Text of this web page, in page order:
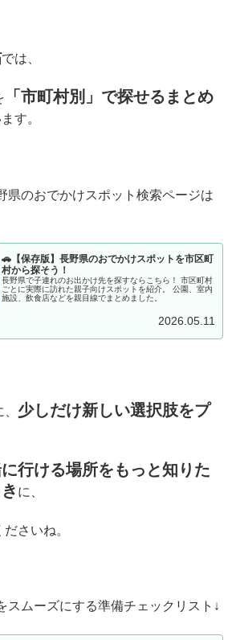
では、
「市町村別」で探せるまとめ
す。
県のおでかけスポット検索ページは
🚗【保存版】長野県のおでかけスポットを市区町
村から探そう！
長野県で子連れのお出かけ先を探すならこちら！ 市区町村
ごとに実際に訪れた親子向けスポットを紹介。 公園、室内
施設、飲食店などを親目線でまとめました。
2026.05.11
少しだけ新しい選択肢をプ
に行ける場所をもっと知りた
に、
さいね。
スムーズにする準備チェックリスト↓